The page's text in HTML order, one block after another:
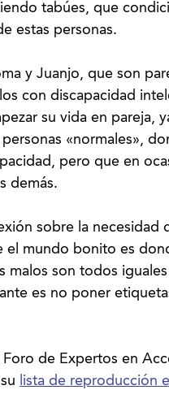
tabúes, que
estas personas.
y Juanjo, que son
con discapacidad
su vida en pareja,
«normales»,
pero que en
demás.
sobre la necesidad
el mundo bonito es
malos son todos
es no poner
de Expertos en
lista de reproducción